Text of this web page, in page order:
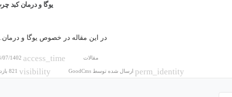
یوگا و درمان کبد
در این مقاله در خصوص یوگا و
مقالات access_time
07/1402
perm_identity ارسال شده توسطGoodCms
visibility